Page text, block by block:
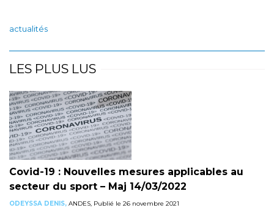
actualités
LES PLUS LUS
Covid-19 : Nouvelles mesures applicables au
secteur du sport – Maj 14/03/2022
ODEYSSA DENIS, ANDES, Publié le 26 novembre 2021